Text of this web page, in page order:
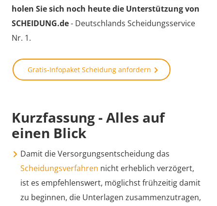
holen Sie sich noch heute die Unterstützung von
SCHEIDUNG.de- Deutschlands Scheidungsservice
Nr. 1.
Gratis-Infopaket Scheidung anfordern
Kurzfassung - Alles auf
einen Blick
Damit die Versorgungsentscheidung das
Scheidungsverfahren nicht erheblich verzögert,
ist es empfehlenswert, möglichst frühzeitig damit
zu beginnen, die Unterlagen zusammenzutragen,